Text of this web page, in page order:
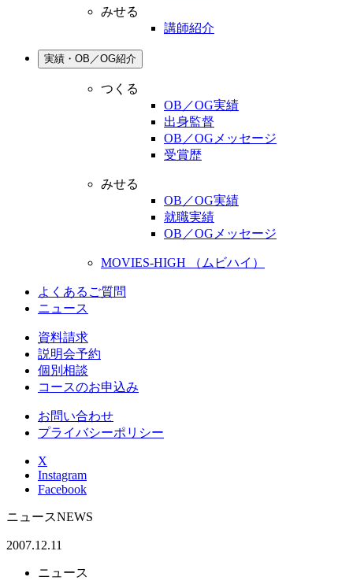
みせる
講師紹介
実績・OB／OG紹介
つくる
OB／OG実績
出身監督
OB／OGメッセージ
受賞歴
みせる
OB／OG実績
就職実績
OB／OGメッセージ
MOVIES-HIGH （ムビハイ）
よくあるご質問
ニュース
資料請求
説明会予約
個別相談
コースのお申込み
お問い合わせ
プライバシーポリシー
X
Instagram
Facebook
ニュースNEWS
2007.12.11
ニュース